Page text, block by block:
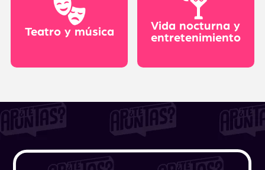
Teatro y música
Vida nocturna y
entretenimiento